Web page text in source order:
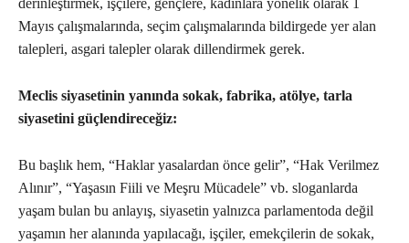
derinleştirmek, işçilere, gençlere, kadınlara yönelik olarak 1
Mayıs çalışmalarında, seçim çalışmalarında bildirgede yer alan
talepleri, asgari talepler olarak dillendirmek gerek.
Meclis siyasetinin yanında sokak, fabrika, atölye, tarla
siyasetini güçlendireceğiz:
Bu başlık hem, “Haklar yasalardan önce gelir”, “Hak Verilmez
Alınır”, “Yaşasın Fiili ve Meşru Mücadele” vb. sloganlarda
yaşam bulan bu anlayış, siyasetin yalnızca parlamentoda değil
yaşamın her alanında yapılacağı, işçiler, emekçilerin de sokak,